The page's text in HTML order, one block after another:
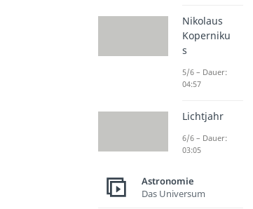
Nikolaus
Koperniku
s
5/6 – Dauer:
04:57
Lichtjahr
6/6 – Dauer:
03:05
Astronomie
Das Universum